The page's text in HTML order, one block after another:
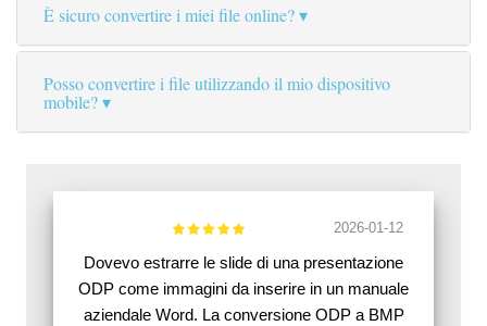
È sicuro convertire i miei file online?
Posso convertire i file utilizzando il mio dispositivo
mobile?
2026-01-12
Dovevo estrarre le slide di una presentazione
ODP come immagini da inserire in un manuale
aziendale Word. La conversione ODP a BMP